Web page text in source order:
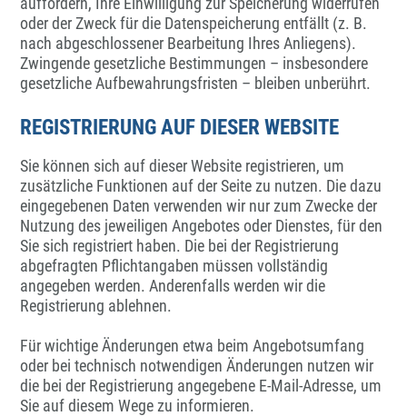
oder der Zweck für die Datenspeicherung entfällt (z. B.
nach abgeschlossener Bearbeitung Ihres Anliegens).
Zwingende gesetzliche Bestimmungen – insbesondere
gesetzliche Aufbewahrungsfristen – bleiben unberührt.
REGISTRIERUNG AUF DIESER WEBSITE
Sie können sich auf dieser Website registrieren, um
zusätzliche Funktionen auf der Seite zu nutzen. Die dazu
eingegebenen Daten verwenden wir nur zum Zwecke der
Nutzung des jeweiligen Angebotes oder Dienstes, für den
Sie sich registriert haben. Die bei der Registrierung
abgefragten Pflichtangaben müssen vollständig
angegeben werden. Anderenfalls werden wir die
Registrierung ablehnen.
Für wichtige Änderungen etwa beim Angebotsumfang
oder bei technisch notwendigen Änderungen nutzen wir
die bei der Registrierung angegebene E-Mail-Adresse, um
Sie auf diesem Wege zu informieren.